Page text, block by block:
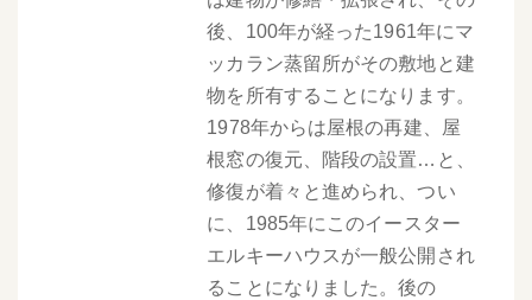
後、100年が経った1961年にマ
ッカラン蒸留所がその敷地と建
物を所有することになります。
1978年からは屋根の再建、屋
根窓の復元、階段の設置…と、
修復が着々と進められ、つい
に、1985年にこのイースター
エルキーハウスが一般公開され
ることになりました。後の